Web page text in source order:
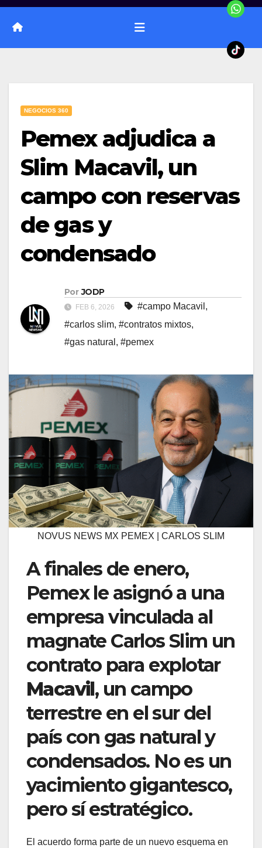
NEGOCIOS 360
Pemex adjudica a
Slim Macavil, un
campo con reservas
de gas y
condensado
Por JODP
FEB 6, 2026 #campo Macavil ,
#carlos slim, #contratos mixtos,
#gas natural , #pemex
NOVUS NEWS MX PEMEX | CARLOS SLIM
A finales de enero,
Pemex le asignó a una
empresa vinculada al
magnate Carlos Slim un
contrato para explotar
Macavil, un campo
terrestre en el sur del
país con gas natural y
condensados. No es un
yacimiento gigantesco,
pero sí estratégico.
El acuerdo forma parte de un nuevo esquema en